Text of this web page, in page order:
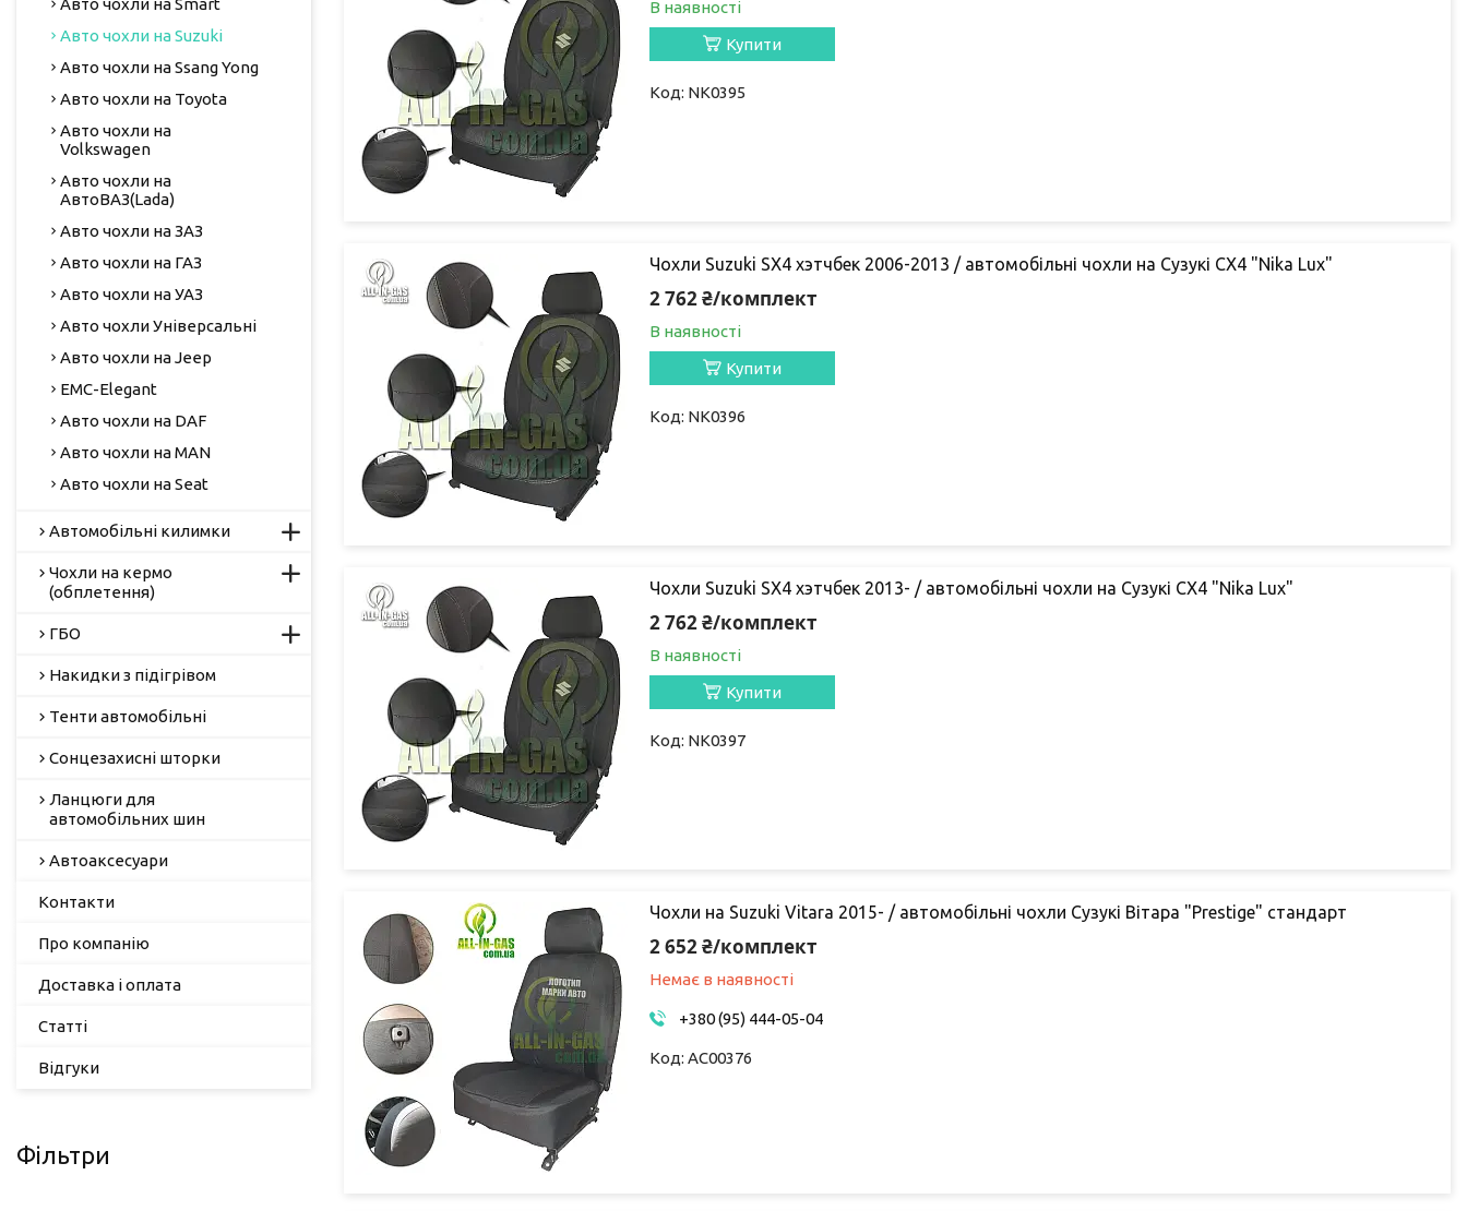
В наявності
Купити
NK0395
Чохли Suzuki SX4 хэтчбек 2006-2013 / автомобільні чохли на Сузукі СХ4 "Nika Lux"
2 762 ₴/комплект
В наявності
Купити
NK0396
Чохли Suzuki SX4 хэтчбек 2013- / автомобільні чохли на Сузукі СХ4 "Nika Lux"
2 762 ₴/комплект
В наявності
Купити
NK0397
Чохли на Suzuki Vitara 2015- / автомобільні чохли Сузукі Вітара "Prestige" стандарт
2 652 ₴/комплект
Немає в наявності
+380 (95) 444-05-04
AC00376
Авто чохли на Suzuki
Авто чохли на Ssang Yong
Авто чохли на Toyota
Авто чохли на
Volkswagen
Авто чохли на
АвтоВАЗ(Lada)
Авто чохли на ЗАЗ
Авто чохли на ГАЗ
Авто чохли на УАЗ
Авто чохли Універсальні
Авто чохли на Jeep
EMC-Elegant
Авто чохли на DAF
Авто чохли на MAN
Авто чохли на Seat
Автомобільні килимки
Чохли на кермо
(обплетення)
ГБО
Накидки з підігрівом
Тенти автомобільні
Сонцезахисні шторки
Ланцюги для
автомобільних шин
Автоаксесуари
Контакти
Про компанію
Доставка і оплата
Статті
Відгуки
Фільтри